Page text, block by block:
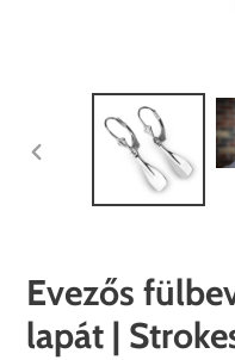
Evezős
lapát |